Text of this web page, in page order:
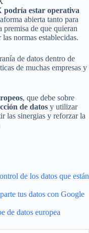
podría estar operativa
abierta tanto para
premisa de que quieran
normas establecidas.
de datos dentro de
de muchas empresas y
, que debe sobre
de datos y utilizar
las sinergias y reforzar la
de los datos que están
tus datos con Google
de datos europea